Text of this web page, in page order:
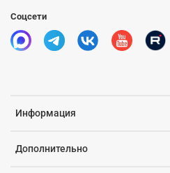
Информация
Дополнительно
Соцсети